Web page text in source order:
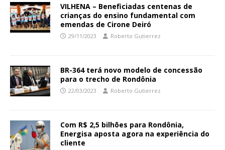
VILHENA – Beneficiadas centenas de
crianças do ensino fundamental com
emendas de Cirone Deiró
29/11/2023 Roberto Gutierrez
BR-364 terá novo modelo de concessão
para o trecho de Rondônia
22/03/2023 Roberto Gutierrez
Com R$ 2,5 bilhões para Rondônia,
Energisa aposta agora na experiência do
cliente